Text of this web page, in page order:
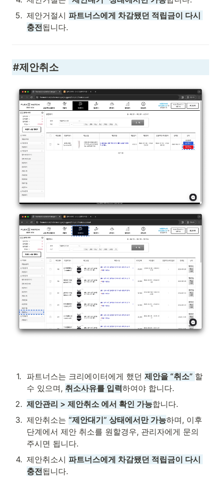
5. 제안거절시 파트너스에게 차감됐던 적립금이 다시
충전됩니다.
#제안취소
1. 파트너스는 크리에이터에게 했던 제안을 “취소” 할
수 있으며, 취소사유를 입력하여야 합니다.
2. 제안관리 > 제안취소 에서 확인 가능합니다.
3. 제안취소는 “제안대기” 상태에서만 가능하며, 이후
단계에서 제안 취소를 원할경우, 관리자에게 문의
주시면 됩니다.
4. 제안취소시 파트너스에게 차감됐던 적립금이 다시
충전됩니다.